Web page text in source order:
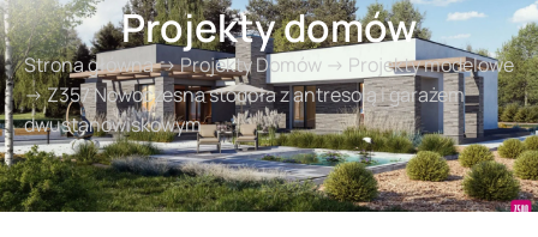
Projekty domów
Strona główna→Projekty Domów → Projekty modelowe
→Z357 Nowoczesna stodoła z antresolą i garażem
dwustanowiskowym